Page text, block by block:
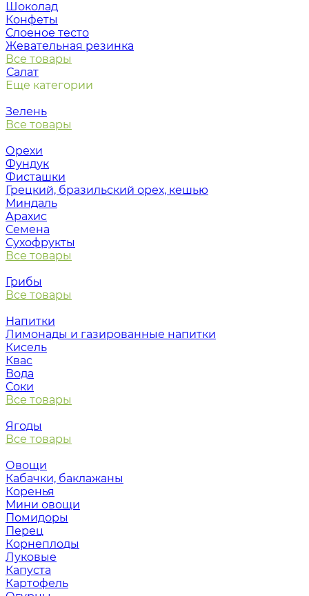
Шоколад
Конфеты
Слоеное тесто
Жевательная резинка
Все товары
Салат
Еще категории
Зелень
Все товары
Орехи
Фундук
Фисташки
Грецкий, бразильский орех, кешью
Миндаль
Арахис
Семена
Сухофрукты
Все товары
Грибы
Все товары
Напитки
Лимонады и газированные напитки
Кисель
Квас
Вода
Соки
Все товары
Ягоды
Все товары
Овощи
Кабачки, баклажаны
Коренья
Мини овощи
Помидоры
Перец
Корнеплоды
Луковые
Капуста
Картофель